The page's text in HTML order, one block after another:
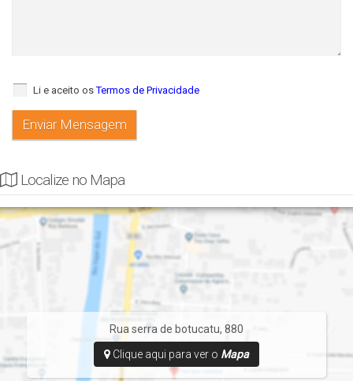
Li e aceito os Termos de Privacidade
Localize no Mapa
Rua serra de botucatu, 880
Clique aqui para ver o Mapa